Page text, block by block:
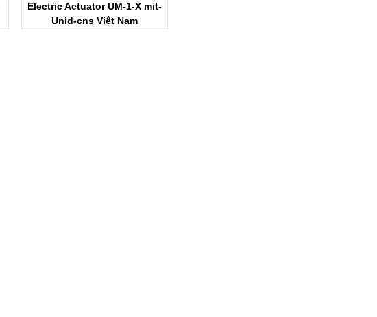
Electric Actuator UM-1-X mit-
Unid-cns Việt Nam